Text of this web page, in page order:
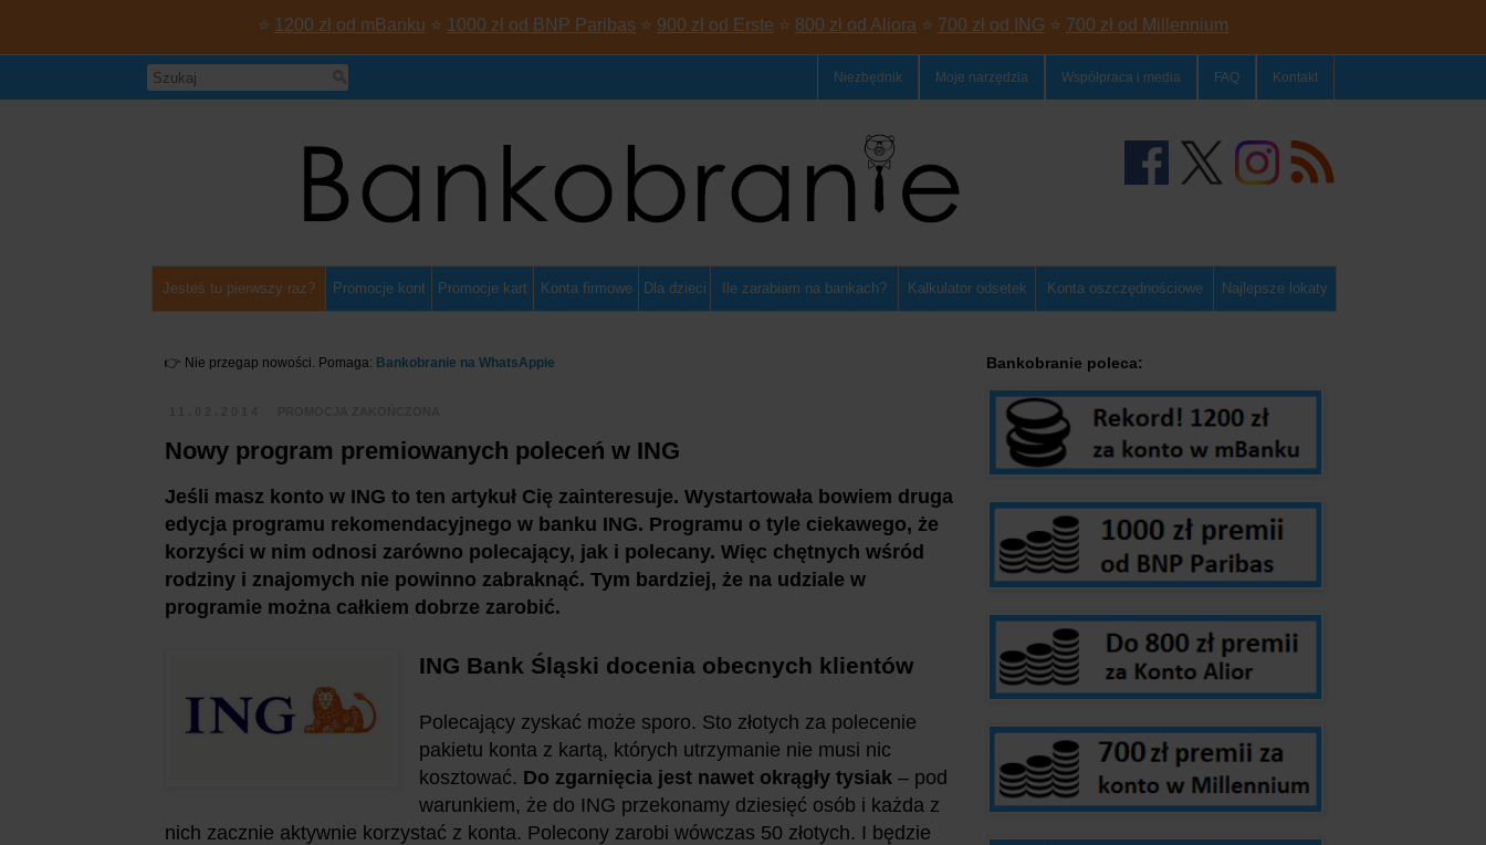
⭐ 1200 zł od mBanku ⭐ 1000 zł od BNP Paribas ⭐ 900 zł od Erste ⭐ 800 zł od Aliora ⭐ 700 zł od ING ⭐ 700 zł od Millennium
Niezbędnik Moje narzędzia Współpraca i media FAQ Kontakt
Jesteś tu pierwszy raz? Promocje kont Promocje kart Konta firmowe Dla dzieci Ile zarabiam na bankach? Kalkulator odsetek Konta oszczędnościowe Najlepsze lokaty
👉 Nie przegap nowości. Pomaga: Bankobranie na WhatsAppie
Nowy program premiowanych poleceń w ING
Jeśli masz konto w ING to ten artykuł Cię zainteresuje. Wystartowała bowiem druga
edycja programu rekomendacyjnego w banku ING. Programu o tyle ciekawego, że
korzyści w nim odnosi zarówno polecający, jak i polecany. Więc chętnych wśród
rodziny i znajomych nie powinno zabraknąć. Tym bardziej, że na udziale w
programie można całkiem dobrze zarobić.
ING Bank Śląski docenia obecnych klientów
Polecający zyskać może sporo. Sto złotych za polecenie
pakietu konta z kartą, których utrzymanie nie musi nic
kosztować. Do zgarnięcia jest nawet okrągły tysiak – pod
warunkiem, że do ING przekonamy dziesięć osób i każda z
nich zacznie aktywnie korzystać z konta. Polecony zarobi wówczas 50 złotych. I będzie
Bankobranie poleca: